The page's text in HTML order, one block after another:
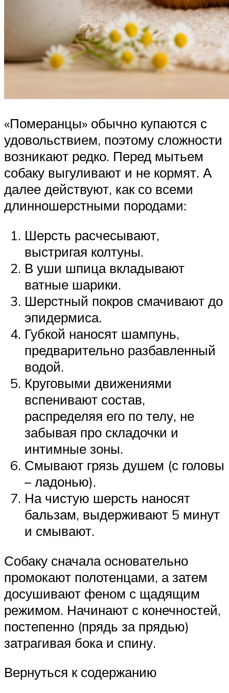
«Померанцы» обычно купаются с
удовольствием, поэтому сложности
возникают редко. Перед мытьем
собаку выгуливают и не кормят. А
далее действуют, как со всеми
длинношерстными породами:
Шерсть расчесывают,
выстригая колтуны.
В уши шпица вкладывают
ватные шарики.
Шерстный покров смачивают до
эпидермиса.
Губкой наносят шампунь,
предварительно разбавленный
водой.
Круговыми движениями
вспенивают состав,
распределяя его по телу, не
забывая про складочки и
интимные зоны.
Смывают грязь душем (с головы
– ладонью).
На чистую шерсть наносят
бальзам, выдерживают 5 минут
и смывают.
Собаку сначала основательно
промокают полотенцами, а затем
досушивают феном с щадящим
режимом. Начинают с конечностей,
постепенно (прядь за прядью)
затрагивая бока и спину.
Вернуться к содержанию